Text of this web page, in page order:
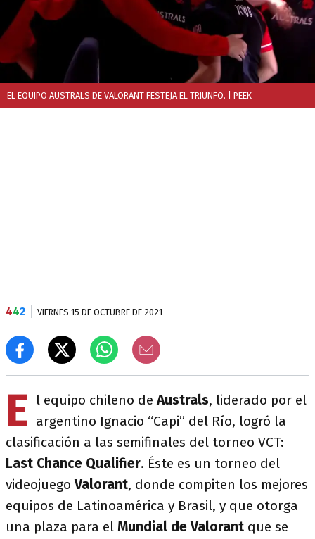
EL EQUIPO AUSTRALS DE VALORANT FESTEJA EL TRIUNFO. | PEEK
442 VIERNES 15 DE OCTUBRE DE 2021
E l equipo chileno deAustrals, liderado por el
argentino Ignacio “Capi” del Río, logró la
clasificación a las semifinales del torneo VCT:
Last Chance Qualifier. Éste es un torneo del
videojuegoValorant, donde compiten los mejores
equipos de Latinoamérica y Brasil, y que otorga
una plaza para el Mundial de Valorant que se